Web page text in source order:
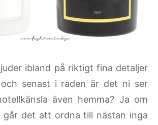
ibland på riktigt fina detaljer
senast i raden är det ni ser
även hemma? Ja om
går det att ordna till nästan inga